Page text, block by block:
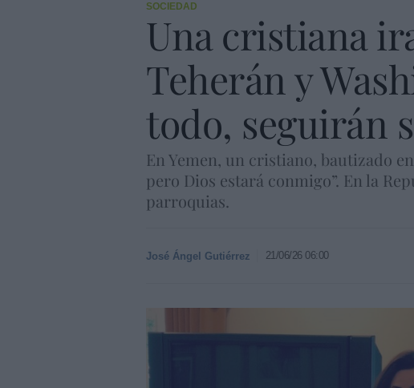
SOCIEDAD
Una cristiana
Teherán y
todo, seguirán
En Yemen, un cristiano, bautizado
pero Dios estará conmigo”. En la
parroquias.
José Ángel Gutiérrez 21/06/26 06:00